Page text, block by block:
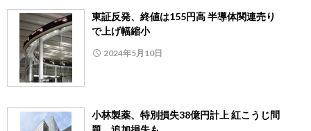
東証反発、終値は155円高 半導体関連売り
で上げ幅縮小
2024年5月10日
小林製薬、特別損失38億円計上 紅こうじ問